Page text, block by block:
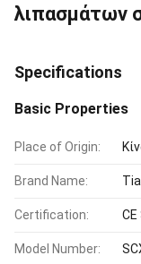
λιπασμάτων
Specifications
Basic Properties
Place of Origin:
Brand Name:
Certification: CE
Model Number: